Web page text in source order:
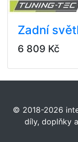
Zadní
6 809 Kč
© 2018-2026
díly, doplňky